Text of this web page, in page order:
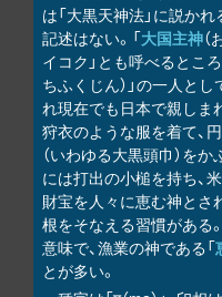
は「大黒天神法」に説か
記述はない。「大国主神
イコク」とも呼べるとこ
ちふくじん）」の一人とし
れ現在でも日本で親しま
狩衣のような服を着て、
（いわゆる大黒頭巾）を
には打出の小槌を持ち、
財宝を人々に恵む神とさ
根をそなえる習慣がある
意味で、漁業の神である「
とが多い。